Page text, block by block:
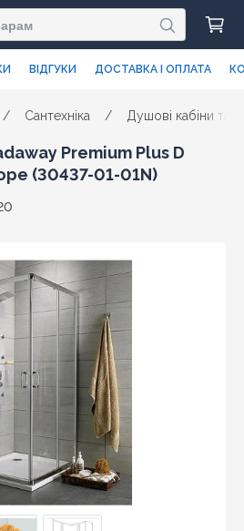
ВІДГУКИ ДОСТАВКА І ОПЛАТА
/ Сантехніка / Душові кабіни та
Premium Plus D
(30437-01-01N)